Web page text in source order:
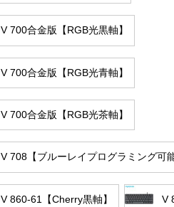
V 700合金版【RGB光黒軸】
V 700合金版【RGB光青軸】
V 700合金版【RGB光茶軸】
V 708【ブルーレイプログラミング可能
V 860-61【Cherry黒軸】 V